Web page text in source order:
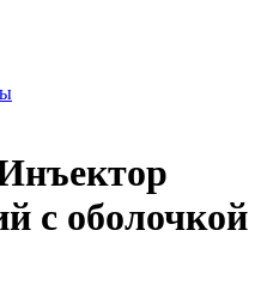
с оболочкой